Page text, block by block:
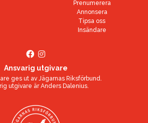
Prenumerera
Annonsera
Tipsa oss
Insändare
Ansvarig utgivare
ges ut av Jägarnas Riksförbund.
utgivare ärAnders Dalenius.